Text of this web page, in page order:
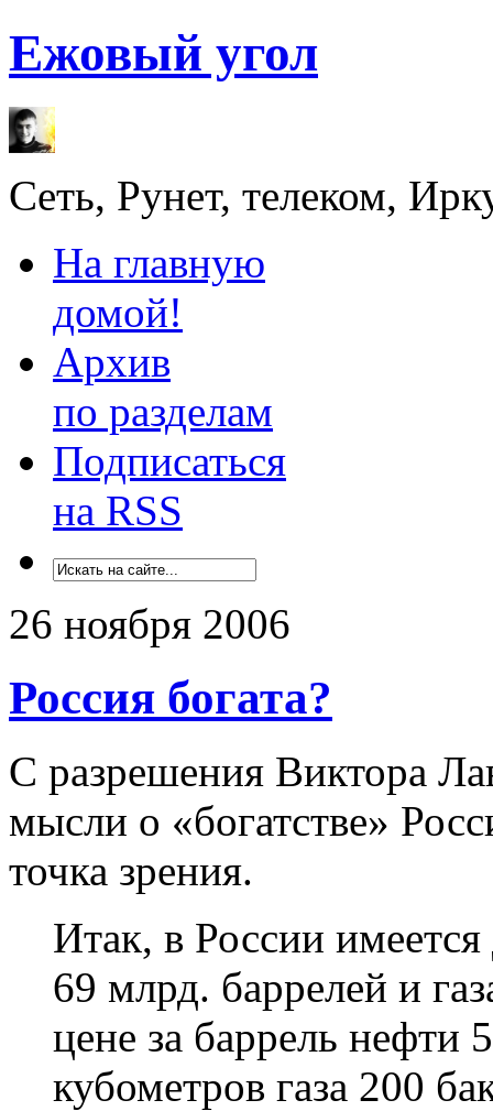
Ежовый угол
Сеть, Рунет, телеком,
На главную
домой!
Архив
по разделам
Подписаться
на RSS
26 ноября 2006
Россия богата?
С разрешения Виктора
мысли о «богатстве»
точка зрения.
Итак, в России
69 млрд. баррелей и
цене за баррель нефти
кубометров газа 200